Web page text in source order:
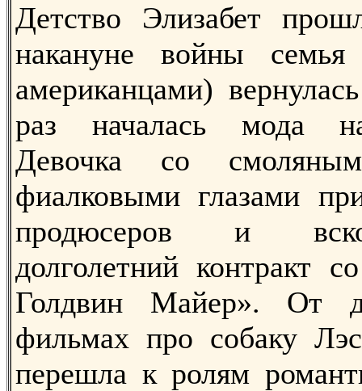
Детство Элизабет
накануне войны
американцами)
раз началась мода
Девочка со
фиалковыми глазами
продюсеров и
долголетний контракт
Голдвин Майер». От
фильмах про собаку
перешла к ролям